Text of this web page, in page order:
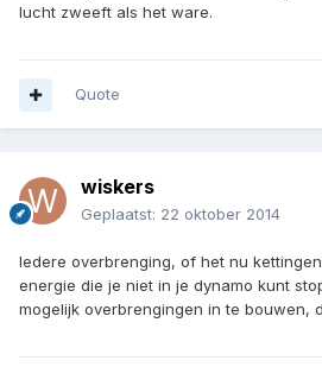
lucht zweeft als het ware.
Quote
wiskers
Geplaatst: 22 oktober 2014
Iedere overbrenging, of het nu
energie die je niet in je dynamo kunt
mogelijk overbrengingen in te bouwen,